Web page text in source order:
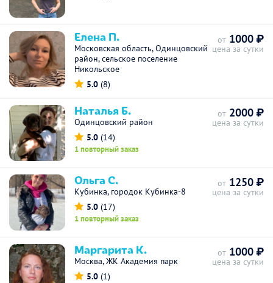
Елена П.
Московская область, Одинцовский
район, сельское поселение
Никольское
5.0 (8)
от 1000 ₽
цена за сутки
Наталья Б.
Одинцовский район
5.0 (14)
1 повторный заказ
от 2000 ₽
цена за сутки
Ольга С.
Кубинка, городок Кубинка-8
5.0 (17)
1 повторный заказ
от 1250 ₽
цена за сутки
Маргарита К.
Москва, ЖК Академия парк
5.0 (1)
от 1000 ₽
цена за сутки